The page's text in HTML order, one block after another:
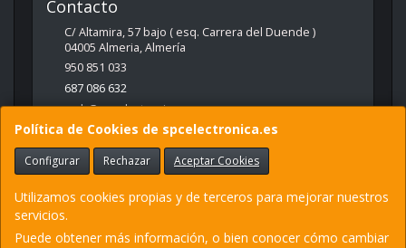
Política de Cookies de spcelectronica.es
Configurar Rechazar Aceptar Cookies
Utilizamos cookies propias y de terceros para mejorar nuestros
servicios.
Puede obtener más información, o bien conocer cómo cambiar
Contacto
C/ Altamira, 57 bajo ( esq. Carrera del Duende )
04005 Almeria,Almería
950 851 033
687 086 632
web@spcelectronica.es
Horario
9:30 - 14:00 Y 17:00 - 21:00